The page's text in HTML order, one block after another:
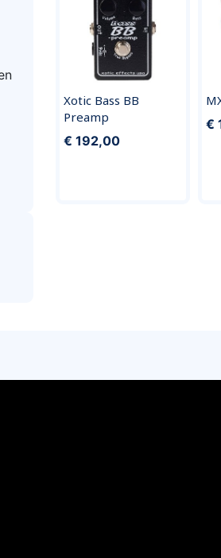
Xotic Bass BB
Preamp
€ 192,00
€